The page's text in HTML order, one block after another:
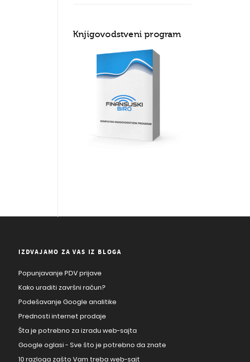
Knjigovodstveni program
IZDVAJAMO ZA VAS IZ BLOGA
Popunjavanje PDV prijave
Kako uraditi završni račun?
Podešavanje Google analitike
Prednosti internet prodaje
Šta je potrebno za izradu web-sajta
Google oglasi - Sve što je potrebno da znate
10 razloga zašto Vam treba web-sajt